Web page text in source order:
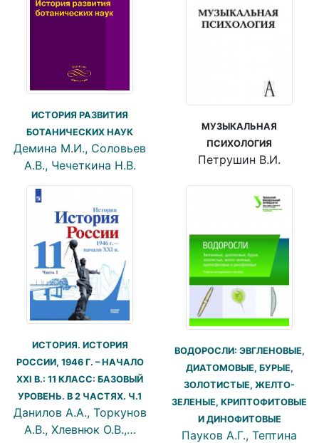
ИСТОРИЯ РАЗВИТИЯ
БОТАНИЧЕСКИХ НАУК
Демина М.И., Соловьев
А.В., Чечеткина Н.В.
МУЗЫКАЛЬНАЯ
ПСИХОЛОГИЯ
Петрушин В.И.
ИСТОРИЯ. ИСТОРИЯ
РОССИИ, 1946 Г. – НАЧАЛО
XXI В.: 11 КЛАСС: БАЗОВЫЙ
УРОВЕНЬ. В 2 ЧАСТЯХ. Ч.1
Данилов А.А., Торкунов
А.В., Хлевнюк О.В.,…
ВОДОРОСЛИ: ЭВГЛЕНОВЫЕ,
ДИАТОМОВЫЕ, БУРЫЕ,
ЗОЛОТИСТЫЕ, ЖЕЛТО-
ЗЕЛЕНЫЕ, КРИПТОФИТОВЫЕ
И ДИНОФИТОВЫЕ
Пауков А.Г., Тептина